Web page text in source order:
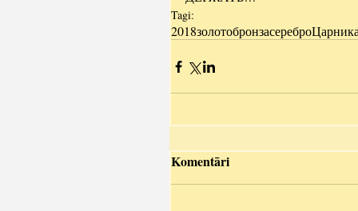
Tagi:
2018золотобронзасеребро
Komentāri